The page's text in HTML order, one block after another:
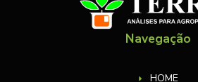
Navegação
HOME